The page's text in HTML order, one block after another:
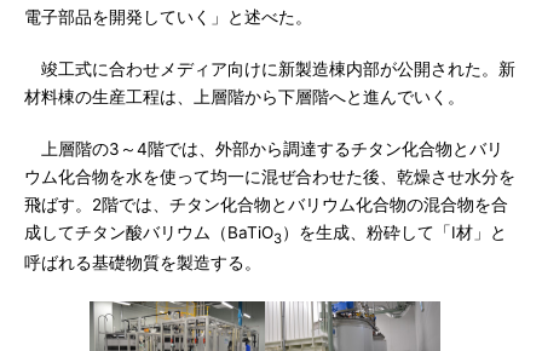
電子部品を開発していく」と述べた。
竣工式に合わせメディア向けに新製造棟内部が公開された。新
材料棟の生産工程は、上層階から下層階へと進んでいく。
上層階の3～4階では、外部から調達するチタン化合物とバリ
ウム化合物を水を使って均一に混ぜ合わせた後、乾燥させ水分を
飛ばす。2階では、チタン化合物とバリウム化合物の混合物を合
成してチタン酸バリウム（BaTiO3）を生成、粉砕して「I材」と
呼ばれる基礎物質を製造する。